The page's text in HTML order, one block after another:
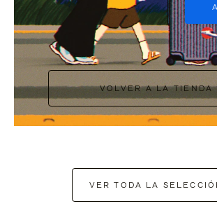
VOLVER A LA TIENDA
VER TODA LA